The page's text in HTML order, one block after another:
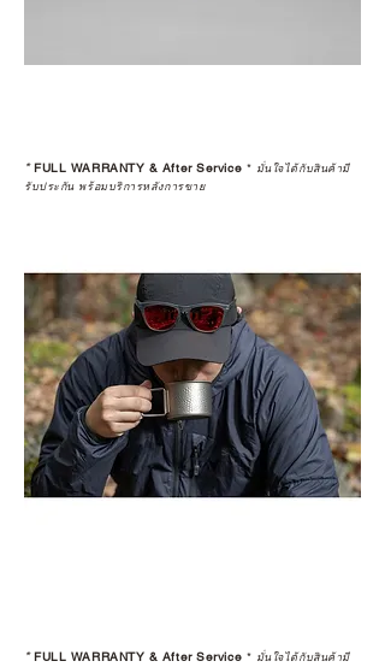
*FULL WARRANTY & After Service * มั่นใจได้กับสินค้ามี
รับประกัน พร้อมบริการหลังการขาย
*FULL WARRANTY & After Service * มั่นใจได้กับสินค้ามี